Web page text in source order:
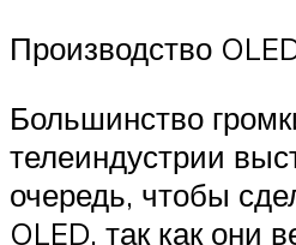
Производство
Большинство
телеиндустрии
очередь, чтобы
OLED, так как они